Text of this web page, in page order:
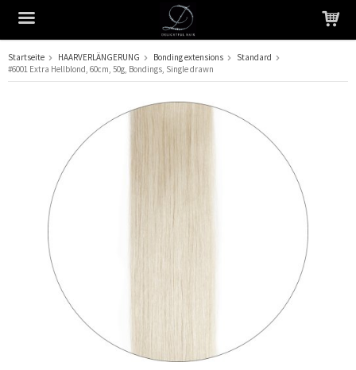
Das Produkt wurde in Ihren Warenkorb gelegt
Startseite HAARVERLÄNGERUNG Bonding extensions
Standard
#6001 Extra Hellblond, 60cm, 50g, Bondings, Single drawn